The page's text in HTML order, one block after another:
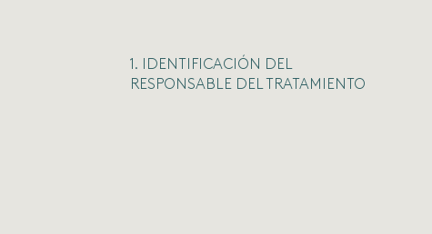
1. IDENTIFICACIÓN DEL
RESPONSABLE DEL TRATAMIENTO